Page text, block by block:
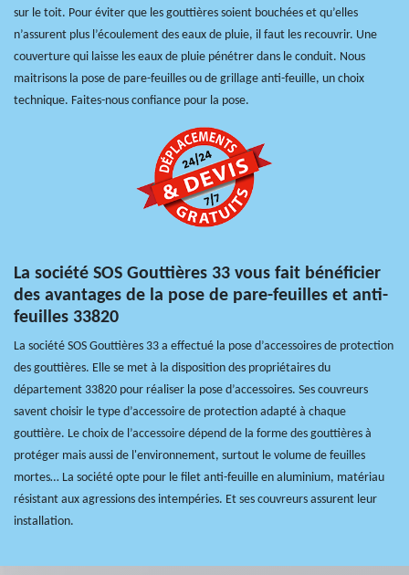
sur le toit. Pour éviter que les gouttières soient bouchées et qu’elles
n’assurent plus l’écoulement des eaux de pluie, il faut les recouvrir. Une
couverture qui laisse les eaux de pluie pénétrer dans le conduit. Nous
maitrisons la pose de pare-feuilles ou de grillage anti-feuille, un choix
technique. Faites-nous confiance pour la pose.
La société SOS Gouttières 33 vous fait bénéficier
des avantages de la pose de pare-feuilles et anti-
feuilles 33820
La société SOS Gouttières 33 a effectué la pose d’accessoires de protection
des gouttières. Elle se met à la disposition des propriétaires du
département 33820 pour réaliser la pose d’accessoires. Ses couvreurs
savent choisir le type d’accessoire de protection adapté à chaque
gouttière. Le choix de l’accessoire dépend de la forme des gouttières à
protéger mais aussi de l'environnement, surtout le volume de feuilles
mortes… La société opte pour le filet anti-feuille en aluminium, matériau
résistant aux agressions des intempéries. Et ses couvreurs assurent leur
installation.